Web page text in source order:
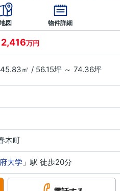
地図 物件詳細
2,416万円
㎡ / 56.15坪 ～ 74.36坪
木町
大学 」駅 徒歩20分